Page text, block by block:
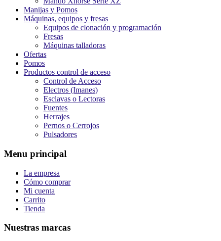
Manijas y Pomos
Máquinas, equipos y fresas
Equipos de clonación y programación
Fresas
Máquinas talladoras
Ofertas
Pomos
Productos control de acceso
Control de Acceso
Electros (Imanes)
Esclavas o Lectoras
Fuentes
Herrajes
Pernos o Cerrojos
Pulsadores
Menu principal
La empresa
Cómo comprar
Mi cuenta
Carrito
Tienda
Nuestras marcas